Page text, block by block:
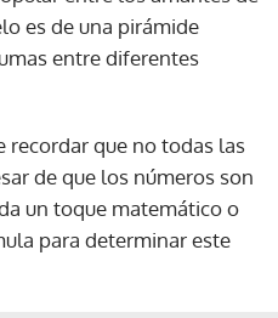
es de una pirámide
entre diferentes
que no todas las
de que los números son
un toque matemático o
para determinar este